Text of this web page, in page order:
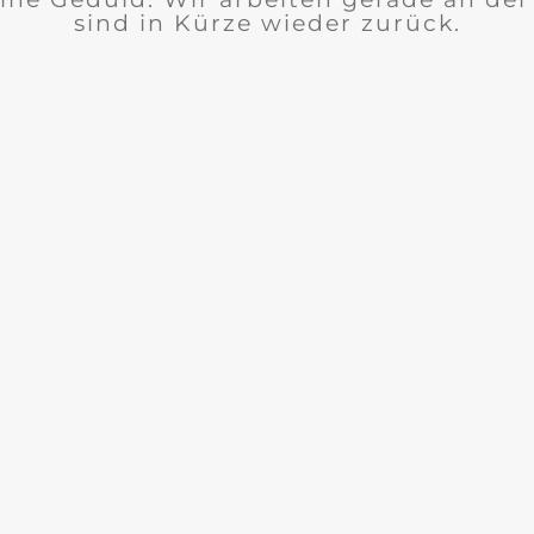
sind in Kürze wieder zurück.